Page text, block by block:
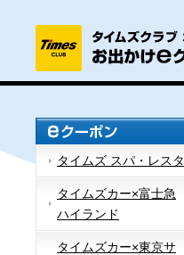
タイムズ スパ・レスタ
タイムズカー×富士急
ハイランド
タイムズカー×東京サ